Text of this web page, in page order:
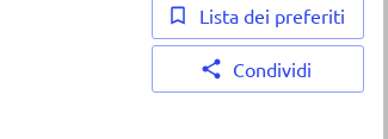
Lista dei preferiti
Condividi